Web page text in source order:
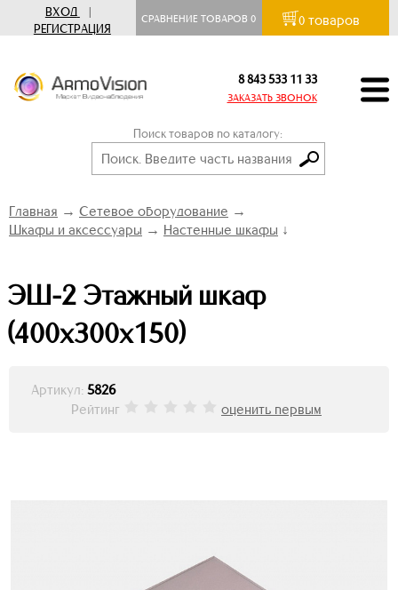
ВХОД
|
РЕГИСТРАЦИЯ
СРАВНЕНИЕ ТОВАРОВ0 0 товаров
8 843 533 11 33
ЗАКАЗАТЬ ЗВОНОК
Поиск товаров по каталогу:
Главная → Сетевое оборудование →
Шкафы и аксессуары → Настенные шкафы ↓
ЭШ-2 Этажный шкаф
(400х300х150)
Артикул: 5826
Рейтинг
оценить первым